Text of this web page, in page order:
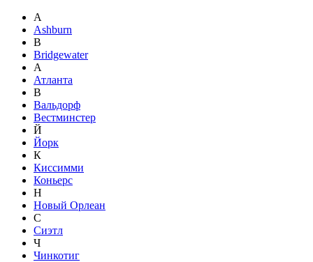
A
Ashburn
B
Bridgewater
А
Атланта
В
Вальдорф
Вестминстер
Й
Йорк
К
Киссимми
Коньерс
Н
Новый Орлеан
С
Сиэтл
Ч
Чинкотиг